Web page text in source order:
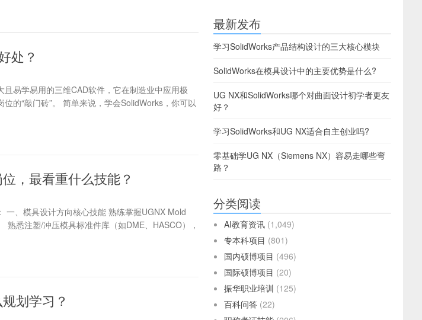
处？
易学易用的三维CAD软件，它在制造业中应用极
的“敲门砖”。 简单来说，学会SolidWorks，你可以
，最看重什么技能？
一、模具设计方向核心技能 熟练掌握UGNX Mold
悉注塑/冲压模具标准件库（如DME、HASCO），
划学习？
最新发布
学习SolidWorks产品结构设计的三大核心模块
SolidWorks在模具设计中的主要优势是什么?
UG NX和SolidWorks哪个对曲面设计初学者更友
好？
学习SolidWorks和UG NX适合自主创业吗?
零基础学UG NX（Siemens NX）容易走哪些弯
路？
分类阅读
AI教育资讯 (1,049)
专本科项目 (801)
国内硕博项目 (496)
国际硕博项目 (20)
振华职业培训 (125)
百科问答 (22)